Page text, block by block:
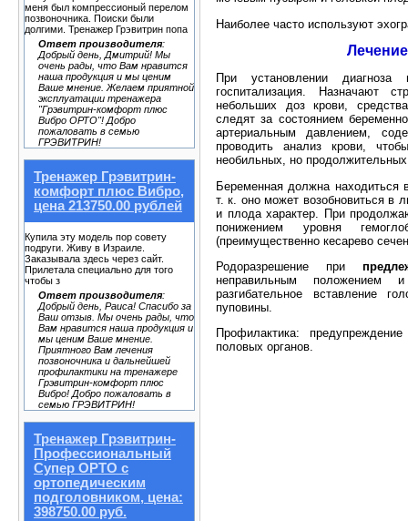
меня был компрессионый перелом
позвоночника. Поиски были
долгими. Тренажер Грэвитрин попа
Ответ производителя:
Добрый день, Дмитрий! Мы
очень рады, что Вам нравится
наша продукция и мы ценим
Ваше мнение. Желаем приятной
эксплуатации тренажера
"Грэвитрин-комфорт плюс
Вибро ОРТО"! Добро
пожаловать в семью
ГРЭВИТРИН!
Тренажер Грэвитрин-
комфорт плюс Вибро,
цена 213750.00 рублей
Купила эту модель пор совету
подруги. Живу в Израиле.
Заказывала здесь через сайт.
Прилетала специально для того
чтобы з
Ответ производителя:
Добрый день, Раиса! Спасибо за
Ваш отзыв. Мы очень рады, что
Вам нравится наша продукция и
мы ценим Ваше мнение.
Приятного Вам лечения
позвоночника и дальнейшей
профилактики на тренажере
Грэвитрин-комфорт плюс
Вибро! Добро пожаловать в
семью ГРЭВИТРИН!
Тренажер Грэвитрин-
Профессиональный
Супер ОРТО с
ортопедическим
подголовником, цена:
398750.00 руб.
Наиболее часто используют
При установлении диагноза
госпитализация. Назначают
небольших доз крови,
следят за состоянием
артериальным давлением,
проводить анализ крови,
необильных, но продолжительных
Беременная должна находиться
т. к. оно может возобновиться в
и плода характер. При
понижением уровня
(преимущественно кесарево
Родоразрешение при
неправильным положением
разгибательное вставление
пуповины.
Профилактика:
половых органов.